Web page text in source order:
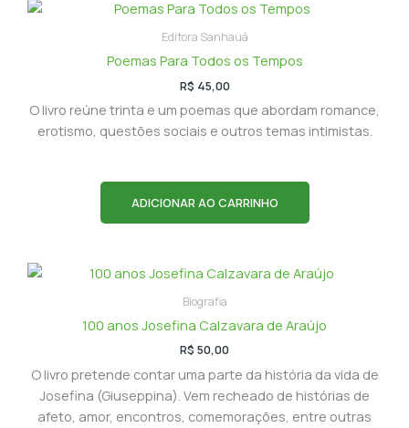
Editora Sanhauá
Poemas Para Todos os Tempos
R$ 45,00
O livro reúne trinta e um poemas que abordam romance,
erotismo, questões sociais e outros temas intimistas.
ADICIONAR AO CARRINHO
Biografia
100 anos Josefina Calzavara de Araújo
R$ 50,00
O livro pretende contar uma parte da história da vida de
Josefina (Giuseppina). Vem recheado de histórias de
afeto, amor, encontros, comemorações, entre outras